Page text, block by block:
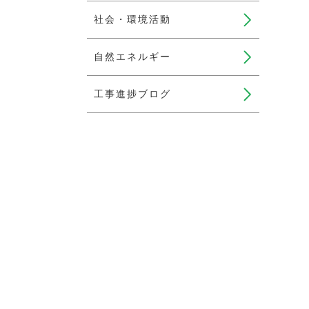
社会・環境活動
自然エネルギー
工事進捗ブログ